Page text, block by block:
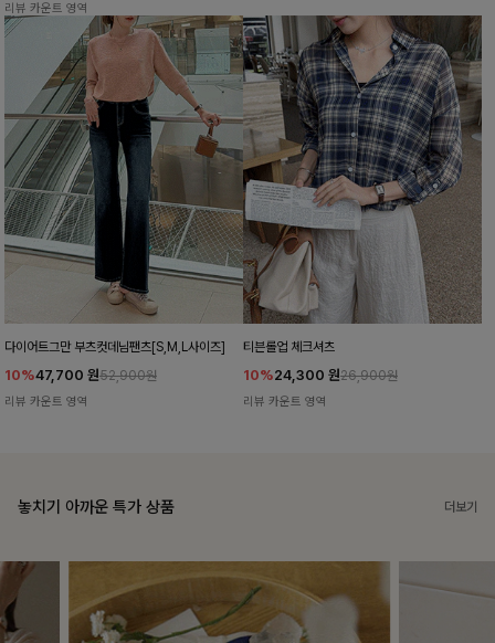
리뷰 카운트 영역
다이어트그만 부츠컷데님팬츠[S,M,L사이즈]
10%47,700 원52,900원
리뷰 카운트 영역
티븐롤업 체크셔츠
10%24,300 원26,900원
리뷰 카운트 영역
놓치기 아까운 특가 상품 더보기